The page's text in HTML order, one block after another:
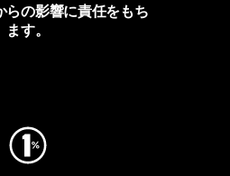
らの影響に責任をもち
ます。